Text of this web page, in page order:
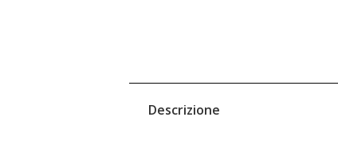
Descrizione